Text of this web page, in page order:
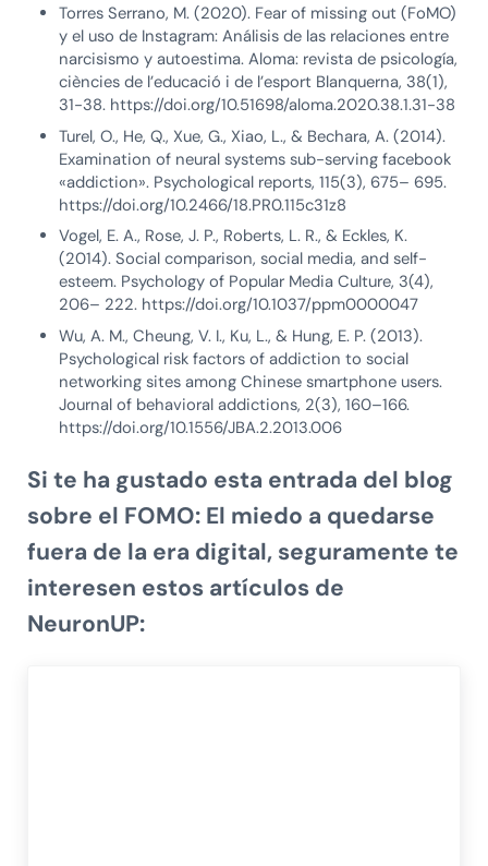
Torres Serrano, M. (2020). Fear of missing out (FoMO)
y el uso de Instagram: Análisis de las relaciones entre
narcisismo y autoestima. Aloma: revista de psicología,
ciències de l’educació i de l’esport Blanquerna, 38(1),
31-38. https://doi.org/10.51698/aloma.2020.38.1.31-38
Turel, O., He, Q., Xue, G., Xiao, L., & Bechara, A. (2014).
Examination of neural systems sub-serving facebook
«addiction». Psychological reports, 115(3), 675– 695.
https://doi.org/10.2466/18.PR0.115c31z8
Vogel, E. A., Rose, J. P., Roberts, L. R., & Eckles, K.
(2014). Social comparison, social media, and self-
esteem. Psychology of Popular Media Culture, 3(4),
206– 222. https://doi.org/10.1037/ppm0000047
Wu, A. M., Cheung, V. I., Ku, L., & Hung, E. P. (2013).
Psychological risk factors of addiction to social
networking sites among Chinese smartphone users.
Journal of behavioral addictions, 2(3), 160–166.
https://doi.org/10.1556/JBA.2.2013.006
Si te ha gustado esta entrada del blog
sobre el FOMO: El miedo a quedarse
fuera de la era digital, seguramente te
interesen estos artículos de
NeuronUP: